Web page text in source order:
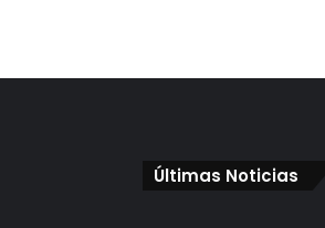
Últimas Noticias